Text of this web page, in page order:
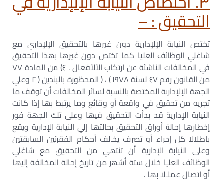
التحقيق : –
تختص النيابة الإلإدارية دون غيرھا بالتحقيق الإلإداري مع
شاغلي الوظائف العليا كما تختص دون غيرھا بھذا التحقيق
في المخالفات الناشئة عن ارتكاب الألأفعال . ٤) من المادة ٧٧
من القانون رقم ٤٧ لسنة ١٩٧٨ ) ، ( المحظورة بالبندين ( ٢ وعلي
الجھة الإلإدارية المختصة بالنسبة لسائر المخالفات أن توقف ما
تجريه من تحقيق في واقعة أو وقائع وما يرتبط بھا إذا كانت
النيابة الإدارية قد بدأت التحقيق فيھا وعلى تلك الجھة فور
إخطارھا إحالة أوراق التحقيق بحالتھا إلي النيابة الإدارية ويقع
باطلالا كل إجراء أو تصرف يخالف أحكام الفقرتين السابقتين
وعلى النيابة الإدارية أن تنتھي من التحقيق مع شاغلي
الوظائف العليا خلال ستة أشھر من تاريخ إحالة المخالفة إليھا
أو اتصال عملالا بھا .